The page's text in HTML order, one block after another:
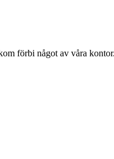
förbi något av våra